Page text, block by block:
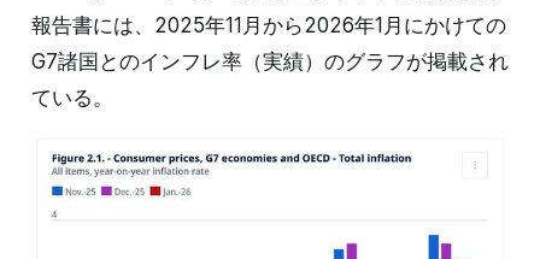
報告書には、2025年11月から2026年1月にかけての
G7諸国とのインフレ率（実績）のグラフが掲載され
ている。